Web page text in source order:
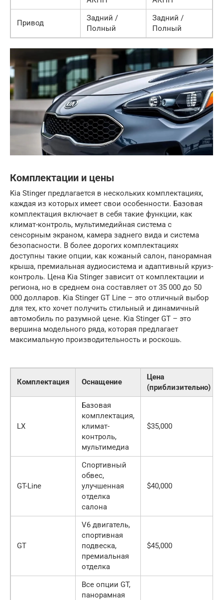
Привод
Задний /
Полный
Задний /
Полный
Комплектации и цены
Kia Stinger предлагается в нескольких комплектациях,
каждая из которых имеет свои особенности. Базовая
комплектация включает в себя такие функции, как
климат-контроль, мультимедийная система с
сенсорным экраном, камера заднего вида и система
безопасности. В более дорогих комплектациях
доступны такие опции, как кожаный салон, панорамная
крыша, премиальная аудиосистема и адаптивный круиз-
контроль. Цена Kia Stinger зависит от комплектации и
региона, но в среднем она составляет от 35 000 до 50
000 долларов. Kia Stinger GT Line – это отличный выбор
для тех, кто хочет получить стильный и динамичный
автомобиль по разумной цене. Kia Stinger GT – это
вершина модельного ряда, которая предлагает
максимальную производительность и роскошь.
Комплектация Оснащение
Цена
(приблизительно)
LX
Базовая
комплектация,
климат-
контроль,
мультимедиа
$35,000
GT-Line
Спортивный
обвес,
улучшенная
отделка
салона
$40,000
GT
V6 двигатель,
спортивная
подвеска,
премиальная
отделка
$45,000
Все опции GT,
панорамная